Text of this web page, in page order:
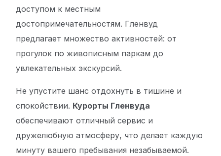
доступом к местным
достопримечательностям. Гленвуд
предлагает множество активностей: от
прогулок по живописным паркам до
увлекательных экскурсий.
Не упустите шанс отдохнуть в тишине и
спокойствии. Курорты Гленвуда
обеспечивают отличный сервис и
дружелюбную атмосферу, что делает каждую
минуту вашего пребывания незабываемой.